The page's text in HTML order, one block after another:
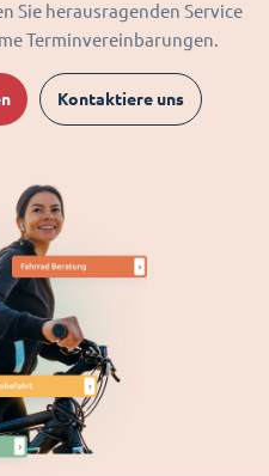
Sie herausragenden Service
Terminvereinbarungen.
Kontaktiere uns